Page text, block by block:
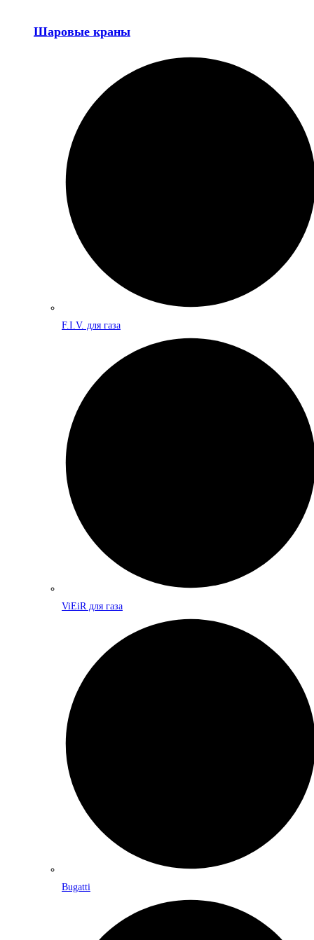
Шаровые краны
F.I.V. для газа
ViEiR для газа
Bugatti